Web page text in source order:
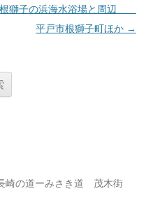
根獅子の浜海水浴場と周辺
平戸市根獅子町ほか →
崎の道ーみさき道 茂木街